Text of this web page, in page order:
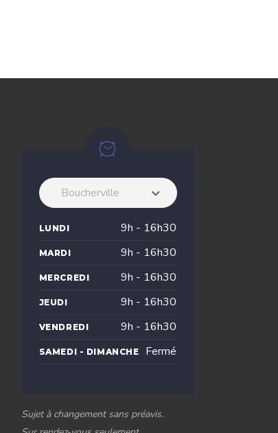
Boucherville
LUNDI 9h - 16h30
MARDI 9h - 16h30
MERCREDI 9h - 16h30
JEUDI 9h - 16h30
VENDREDI 9h - 16h30
SAMEDI - DIMANCHE Fermé
Sujet à changement sans préavis.